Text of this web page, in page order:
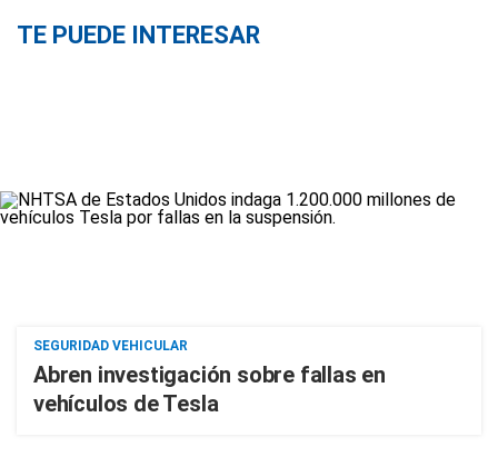
TE PUEDE INTERESAR
SEGURIDAD VEHICULAR
Abren investigación sobre fallas en
vehículos de Tesla